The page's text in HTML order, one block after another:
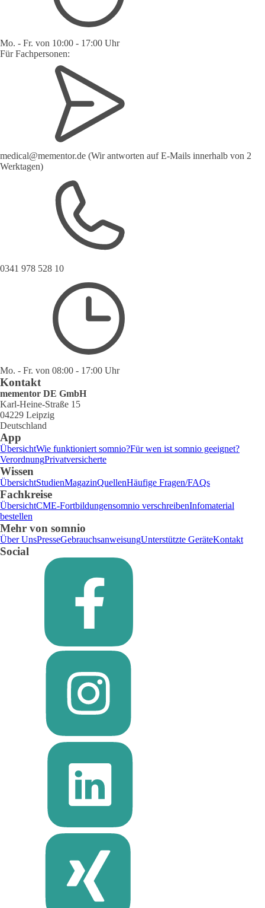
Mo. - Fr. von 10:00 - 17:00 Uhr
Für Fachpersonen:
medical@mementor.de (Wir antworten auf E-Mails innerhalb von 2
Werktagen)
0341 978 528 10
Mo. - Fr. von 08:00 - 17:00 Uhr
Kontakt
mementor DE GmbH
Karl-Heine-Straße 15
04229 Leipzig
Deutschland
App
ÜbersichtWie funktioniert somnio?Für wen ist somnio geeignet?
VerordnungPrivatversicherte
Wissen
ÜbersichtStudienMagazinQuellenHäufige Fragen/FAQs
Fachkreise
ÜbersichtCME-Fortbildungensomnio verschreibenInfomaterial
bestellen
Mehr von somnio
Über UnsPresseGebrauchsanweisungUnterstützte GeräteKontakt
Social